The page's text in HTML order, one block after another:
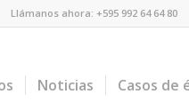
Llámanos ahora: +595 992 64 64 80
Noticias Casos de